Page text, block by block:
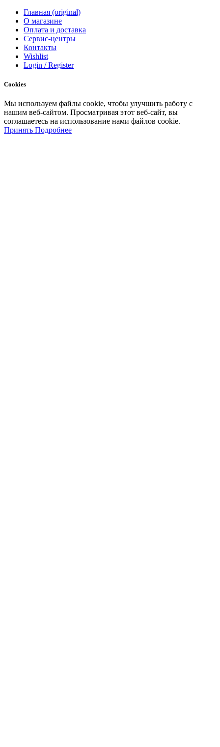
Главная (original)
О магазине
Оплата и доставка
Сервис-центры
Контакты
Wishlist
Login / Register
Cookies
Мы используем файлы cookie, чтобы улучшить работу с
нашим веб-сайтом. Просматривая этот веб-сайт, вы
соглашаетесь на использование нами файлов cookie.
Принять Подробнее